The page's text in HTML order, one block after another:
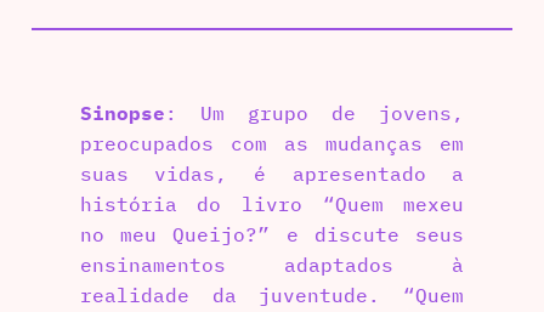
Sinopse : Um grupo de jovens,
preocupados com as mudanças em
suas vidas, é apresentado a
história do livro “Quem mexeu
no meu Queijo?” e discute seus
ensinamentos adaptados à
realidade da juventude. “Quem